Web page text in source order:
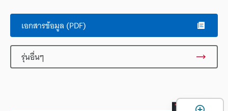
เอกสารข้อมูล (PDF)
รุ่นอื่นๆ